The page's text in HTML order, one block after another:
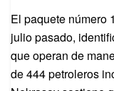
El paquete número
julio pasado,
que operan de
de 444 petroleros